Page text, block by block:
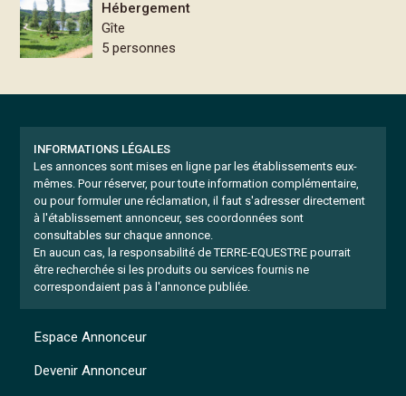
Hébergement
Gîte
5 personnes
INFORMATIONS LÉGALES
Les annonces sont mises en ligne par les établissements eux-
mêmes. Pour réserver, pour toute information complémentaire,
ou pour formuler une réclamation, il faut s'adresser directement
à l'établissement annonceur, ses coordonnées sont
consultables sur chaque annonce.
En aucun cas, la responsabilité de TERRE-EQUESTRE pourrait
être recherchée si les produits ou services fournis ne
correspondaient pas à l'annonce publiée.
Espace Annonceur
Devenir Annonceur